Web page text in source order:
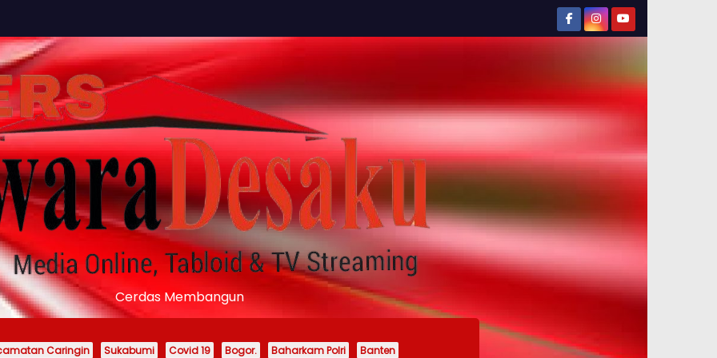
Cerdas Membangun
Caringin Sukabumi Covid 19 Bogor. Baharkam Polri Banten